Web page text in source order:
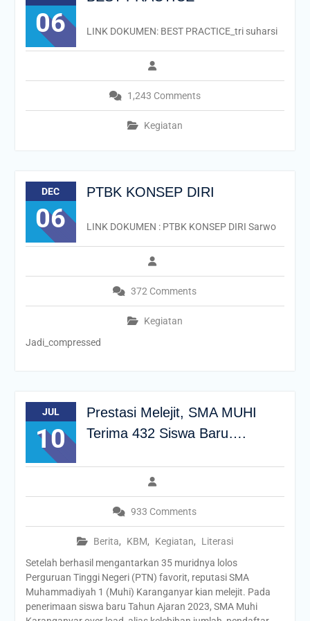
06
1,243 Comments
Kegiatan
LINK DOKUMEN: BEST PRACTICE_tri suharsi
DEC
06
PTBK KONSEP DIRI
372 Comments
Kegiatan
LINK DOKUMEN : PTBK KONSEP DIRI Sarwo
Jadi_compressed
JUL
10
Prestasi Melejit, SMA MUHI
Terima 432 Siswa Baru….
933 Comments
Berita, KBM, Kegiatan,
Literasi
Setelah berhasil mengantarkan 35 muridnya lolos
Perguruan Tinggi Negeri (PTN) favorit, reputasi SMA
Muhammadiyah 1 (Muhi) Karanganyar kian melejit. Pada
penerimaan siswa baru Tahun Ajaran 2023, SMA Muhi